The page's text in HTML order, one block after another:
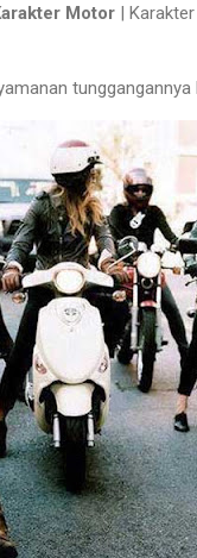
Motor |